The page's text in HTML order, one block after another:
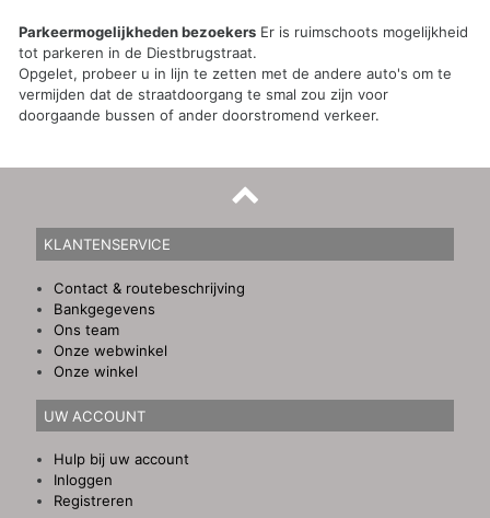
Parkeermogelijkheden bezoekers Er is ruimschoots mogelijkheid
tot parkeren in de Diestbrugstraat.
Opgelet, probeer u in lijn te zetten met de andere auto's om te
vermijden dat de straatdoorgang te smal zou zijn voor
doorgaande bussen of ander doorstromend verkeer.
KLANTENSERVICE
Contact & routebeschrijving
Bankgegevens
Ons team
Onze webwinkel
Onze winkel
UW ACCOUNT
Hulp bij uw account
Inloggen
Registreren